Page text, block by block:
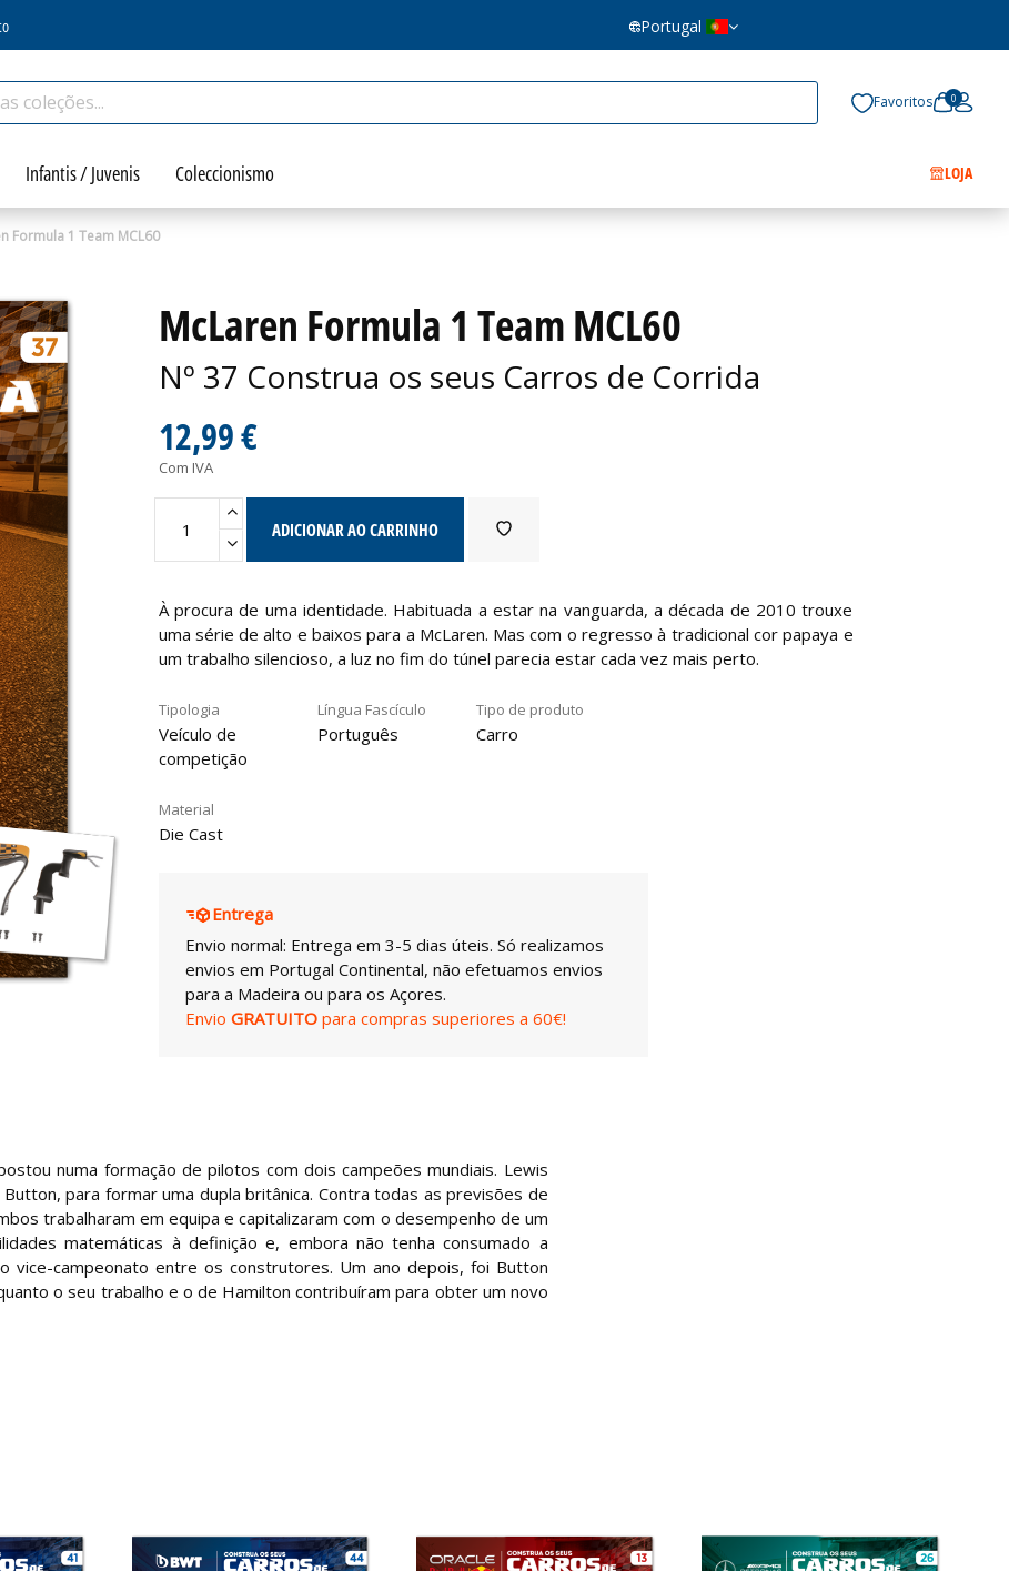
Portugal
Favoritos 0
Infantis / Juvenis Coleccionismo LOJA
Formula 1 Team MCL60
McLaren Formula 1 Team MCL60
Nº 37 Construa os seus Carros de Corrida
12,99 €
Com IVA
ADICIONAR AO CARRINHO
À procura de uma identidade. Habituada a estar na vanguarda, a década de 2010 trouxe
uma série de alto e baixos para a McLaren. Mas com o regresso à tradicional cor papaya e
um trabalho silencioso, a luz no fim do túnel parecia estar cada vez mais perto.
Tipologia
Veículo de
competição
Língua Fascículo
Português
Tipo de produto
Carro
Material
Die Cast
Entrega
Envio normal: Entrega em 3-5 dias úteis. Só realizamos
envios em Portugal Continental, não efetuamos envios
para a Madeira ou para os Açores.
Envio GRATUITOpara compras superiores a 60€!
numa formação de pilotos com dois campeões mundiais. Lewis
para formar uma dupla britânica. Contra todas as previsões de
trabalharam em equipa e capitalizaram com o desempenho de um
matemáticas à definição e, embora não tenha consumado a
vice-campeonato entre os construtores. Um ano depois, foi Button
o seu trabalho e o de Hamilton contribuíram para obter um novo